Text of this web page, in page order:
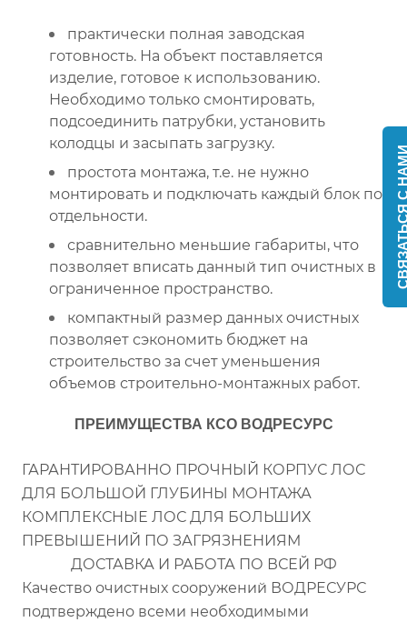
практически полная заводская
готовность. На объект поставляется
изделие, готовое к использованию.
Необходимо только смонтировать,
подсоединить патрубки, установить
колодцы и засыпать загрузку.
простота монтажа, т.е. не нужно
монтировать и подключать каждый блок по
отдельности.
сравнительно меньшие габариты, что
позволяет вписать данный тип очистных в
ограниченное пространство.
компактный размер данных очистных
позволяет сэкономить бюджет на
строительство за счет уменьшения
объемов строительно-монтажных работ.
ПРЕИМУЩЕСТВА КСО ВОДРЕСУРС
ГАРАНТИРОВАННО ПРОЧНЫЙ КОРПУС ЛОС
ДЛЯ БОЛЬШОЙ ГЛУБИНЫ МОНТАЖА
КОМПЛЕКСНЫЕ ЛОС ДЛЯ БОЛЬШИХ
ПРЕВЫШЕНИЙ ПО ЗАГРЯЗНЕНИЯМ
ДОСТАВКА И РАБОТА ПО ВСЕЙ РФ
Качество очистных сооружений ВОДРЕСУРС
подтверждено всеми необходимыми